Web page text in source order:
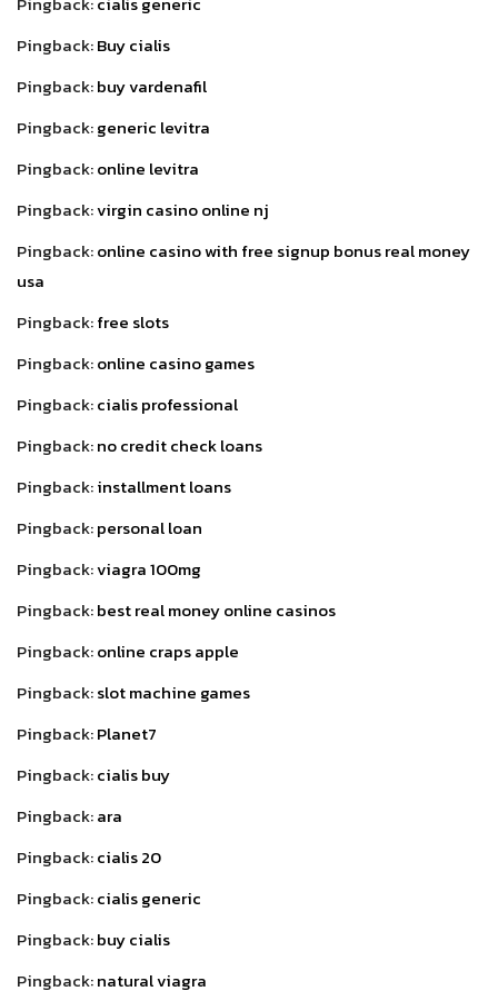
Pingback:Buy cialis
Pingback:buy vardenafil
Pingback:generic levitra
Pingback:online levitra
Pingback:virgin casino online nj
Pingback:online casino with free signup bonus real money
usa
Pingback:free slots
Pingback:online casino games
Pingback:cialis professional
Pingback:no credit check loans
Pingback:installment loans
Pingback:personal loan
Pingback:viagra 100mg
Pingback:best real money online casinos
Pingback:online craps apple
Pingback:slot machine games
Pingback:Planet7
Pingback:cialis buy
Pingback:ara
Pingback:cialis 20
Pingback:cialis generic
Pingback:buy cialis
Pingback:natural viagra